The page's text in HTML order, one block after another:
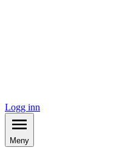
Logg inn
Meny